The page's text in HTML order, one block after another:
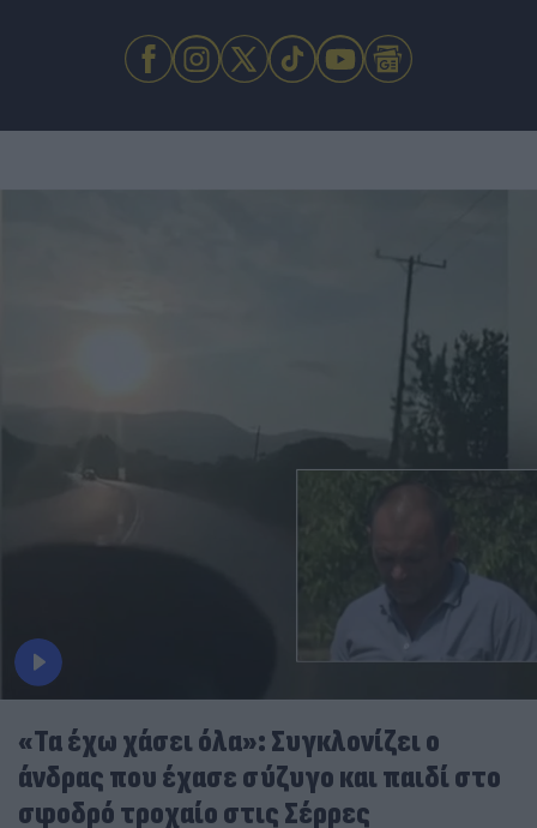
«Τα έχω χάσει όλα»: Συγκλονίζει ο
άνδρας που έχασε σύζυγο και παιδί στο
σφοδρό τροχαίο στις Σέρρες